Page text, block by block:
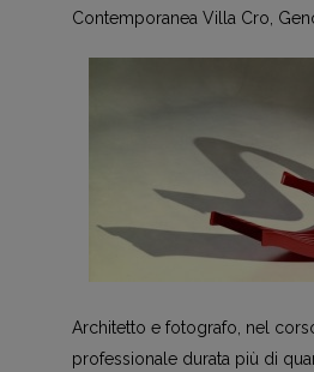
Contemporanea Villa Cro,
Architetto e fotografo, nel
professionale durata più di